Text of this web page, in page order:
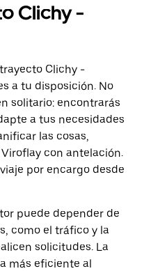
Clichy -
Clichy -
a tu disposición. No
solitario: encontrarás
a tus necesidades
las cosas,
con antelación.
por encargo desde
puede depender de
como el tráfico y la
solicitudes. La
más eficiente al